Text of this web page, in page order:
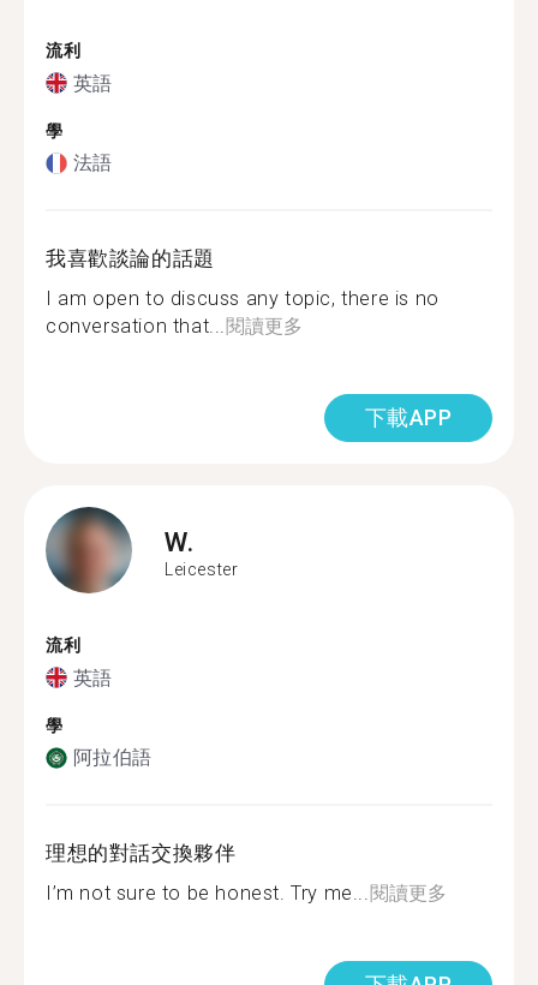
流利
英語
學
法語
我喜歡談論的話題
I am open to discuss any topic, there is no
conversation that...閱讀更多
下載APP
W.
Leicester
流利
英語
學
阿拉伯語
理想的對話交換夥伴
I’m not sure to be honest. Try me...閱讀更多